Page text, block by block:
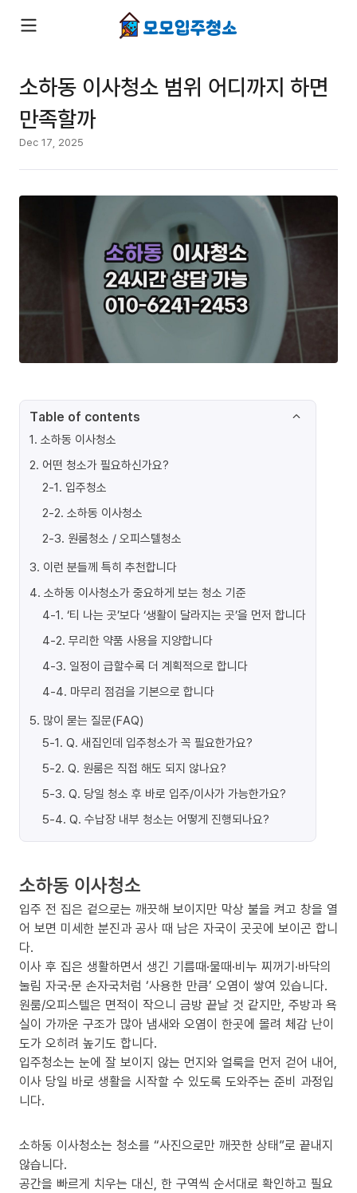
소하동 이사청소 범위 어디까지 하면
만족할까
Dec 17, 2025
Table of contents
1. 소하동 이사청소
2. 어떤 청소가 필요하신가요?
2-1. 입주청소
2-2. 소하동 이사청소
2-3. 원룸청소 / 오피스텔청소
3. 이런 분들께 특히 추천합니다
4. 소하동 이사청소가 중요하게 보는 청소 기준
4-1. ‘티 나는 곳’보다 ‘생활이 달라지는 곳’을 먼저 합니다
4-2. 무리한 약품 사용을 지양합니다
4-3. 일정이 급할수록 더 계획적으로 합니다
4-4. 마무리 점검을 기본으로 합니다
5. 많이 묻는 질문(FAQ)
5-1. Q. 새집인데 입주청소가 꼭 필요한가요?
5-2. Q. 원룸은 직접 해도 되지 않나요?
5-3. Q. 당일 청소 후 바로 입주/이사가 가능한가요?
5-4. Q. 수납장 내부 청소는 어떻게 진행되나요?
소하동 이사청소
입주 전 집은 겉으로는 깨끗해 보이지만 막상 불을 켜고 창을 열
어 보면 미세한 분진과 공사 때 남은 자국이 곳곳에 보이곤 합니
다.
이사 후 집은 생활하면서 생긴 기름때·물때·비누 찌꺼기·바닥의
눌림 자국·문 손자국처럼 ‘사용한 만큼’ 오염이 쌓여 있습니다.
원룸/오피스텔은 면적이 작으니 금방 끝날 것 같지만, 주방과 욕
실이 가까운 구조가 많아 냄새와 오염이 한곳에 몰려 체감 난이
도가 오히려 높기도 합니다.
입주청소는 눈에 잘 보이지 않는 먼지와 얼룩을 먼저 걷어 내어,
이사 당일 바로 생활을 시작할 수 있도록 도와주는 준비 과정입
니다.
소하동 이사청소는 청소를 “사진으로만 깨끗한 상태”로 끝내지
않습니다.
공간을 빠르게 치우는 대신, 한 구역씩 순서대로 확인하고 필요